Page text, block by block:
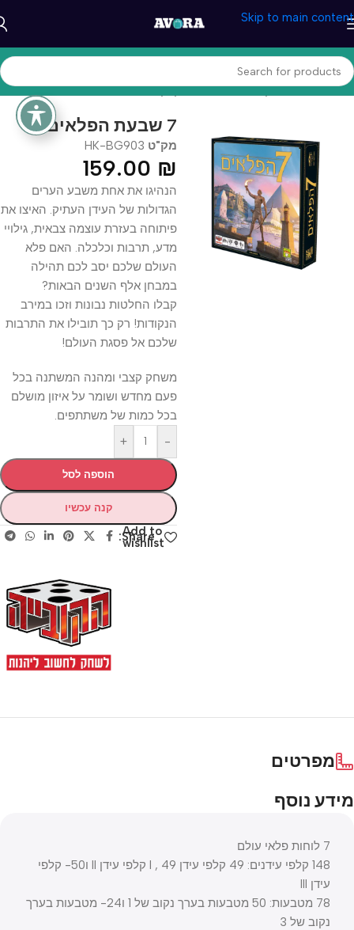
Skip to main content
עמוד הבית/משחקים וצעצעים/משחקי קופסא
7 שבעת הפלאים
מק"ט HK-BG903
159.00 ₪
הנהיגו את אחת משבע הערים
הגדולות של העידן העתיק. האיצו את
פיתוחה בעזרת עוצמה צבאית, גילויי
מדע, תרבות וכלכלה. האם פלא
העולם שלכם יסב לכם תהילה
במבחן אלף השנים הבאות?
קבלו החלטות נבונות וזכו במירב
הנקודות! רק כך תובילו את התרבות
שלכם אל פסגת העולם!
משחק קצבי ומהנה המשתנה בכל
פעם מחדש ושומר על איזון מושלם
בכל כמות של משתתפים.
-
+
הוספה לסל
קנה עכשיו
Add to
wishlist
Share:
מפרטים
מידע נוסף
7 לוחות פלאי עולם
148 קלפי עידנים: 49 קלפי עידן I , 49 קלפי עידן II ו50- קלפי
עידן III
78 מטבעות: 50 מטבעות בערך נקוב של 1 ו24- מטבעות בערך
נקוב של 3